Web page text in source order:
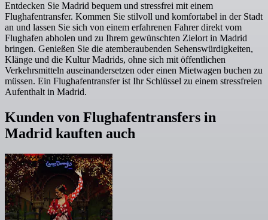
Entdecken Sie Madrid bequem und stressfrei mit einem
Flughafentransfer. Kommen Sie stilvoll und komfortabel in der Stadt
an und lassen Sie sich von einem erfahrenen Fahrer direkt vom
Flughafen abholen und zu Ihrem gewünschten Zielort in Madrid
bringen. Genießen Sie die atemberaubenden Sehenswürdigkeiten,
Klänge und die Kultur Madrids, ohne sich mit öffentlichen
Verkehrsmitteln auseinandersetzen oder einen Mietwagen buchen zu
müssen. Ein Flughafentransfer ist Ihr Schlüssel zu einem stressfreien
Aufenthalt in Madrid.
Kunden von Flughafentransfers in
Madrid kauften auch